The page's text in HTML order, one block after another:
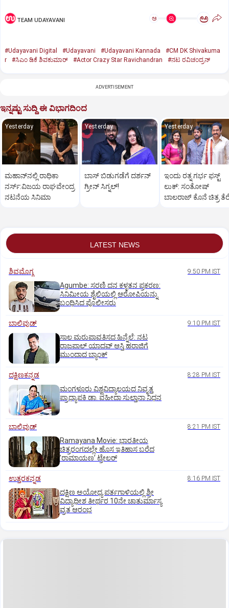
TEAM UDAYAVANI ಅ ಅ
#Udayavani Digital #Udayavani #Udayavani Kannada
#CM DK Shivakuma
r
#ಸಿಎಂ ಡಿಕೆ ಶಿವಕುಮಾರ್‌ #Actor Crazy Star Ravichandran‌ #ನಟ ರವಿಚಂದ್ರನ್‌
ADVERTISEMENT
ಇನ್ನಷ್ಟು ಸುದ್ದಿ ಈ ವಿಭಾಗದಿಂದ
Yesterday
ಮಹಾನ್‌ನಲ್ಲಿ ರಾಧಿಕಾ
ನರ್ಸ್‌:ವಿಜಯ ರಾಘವೇಂದ್ರ
ನಟನೆಯ ಸಿನಿಮಾ
Yesterday
ಬಾಸ್‌ ಬಿಡುಗಡೆಗೆ ದರ್ಶನ್‌
ಗ್ರೀನ್‌ ಸಿಗ್ನಲ್‌!
Yesterday
ಇಂದು ರತ್ನ ಗರ್ಭ ಫಸ್ಟ್‌
ಲುಕ್‌: ಸಂತೋಷ್‌
ಬಾಲರಾಜ್‌ ಕೊನೆ ಚಿತ್ರ
LATEST NEWS
ಶಿವಮೊಗ್ಗ 9:50 PM IST
Agumbe: ಸರಣಿ ದನ ಕಳ್ಳತನ ಪ್ರಕರಣ:
ಸಿನಿಮೀಯ ಶೈಲಿಯಲ್ಲಿ ಆರೋಪಿಯನ್ನು
ಬಂಧಿಸಿದ ಪೊಲೀಸರು
ಬಾಲಿವುಡ್‌ 9:10 PM IST
ಸಾಲ ಮರುಪಾವತಿಸದ ಹಿನ್ನೆಲೆ: ನಟ
ರಾಜಪಾಲ್ ಯಾದವ್‌ ಆಸ್ತಿ ಹರಾಜಿಗೆ
ಮುಂದಾದ ಬ್ಯಾಂಕ್
ದಕ್ಷಿಣಕನ್ನಡ 8:28 PM IST
ಮಂಗಳೂರು ವಿಶ್ವವಿದ್ಯಾಲಯದ ನಿವೃತ್ತ
ಪ್ರಾಧ್ಯಾಪಕಿ ಡಾ. ವಹೀದಾ ಸುಲ್ತಾನಾ ನಿಧನ
ಬಾಲಿವುಡ್‌ 8:21 PM IST
Ramayana Movie: ಭಾರತೀಯ
ಚಿತ್ರರಂಗದಲ್ಲೇ ಹೊಸ ಇತಿಹಾಸ ಬರೆದ
ʼರಾಮಾಯಣʼ ಟ್ರೇಲರ್
ಉತ್ತರಕನ್ನಡ 8:16 PM IST
ದಕ್ಷಿಣ ಅಯೋಧ್ಯ ಪರ್ತಗಾಳಿಯಲ್ಲಿ ಶ್ರೀ
ವಿದ್ಯಾಧೀಶ ತೀರ್ಥರ 10ನೇ ಚಾತುರ್ಮಾಸ್ಯ
ವ್ರತ ಆರಂಭ